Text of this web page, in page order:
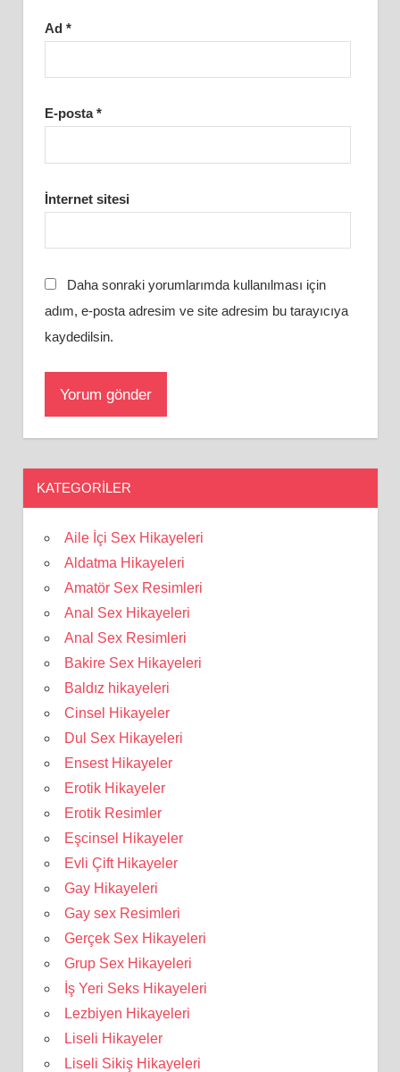
Ad *
E-posta*
İnternet sitesi
Daha sonraki yorumlarımda kullanılması için
adım, e-posta adresim ve site adresim bu tarayıcıya
kaydedilsin.
KATEGORILER
Aile İçi Sex Hikayeleri
Aldatma Hikayeleri
Amatör Sex Resimleri
Anal Sex Hikayeleri
Anal Sex Resimleri
Bakire Sex Hikayeleri
Baldız hikayeleri
Cinsel Hikayeler
Dul Sex Hikayeleri
Ensest Hikayeler
Erotik Hikayeler
Erotik Resimler
Eşcinsel Hikayeler
Evli Çift Hikayeler
Gay Hikayeleri
Gay sex Resimleri
Gerçek Sex Hikayeleri
Grup Sex Hikayeleri
İş Yeri Seks Hikayeleri
Lezbiyen Hikayeleri
Liseli Hikayeler
Liseli Sikiş Hikayeleri